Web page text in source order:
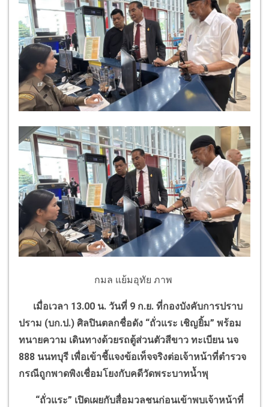
กมล แย้มอุทัย ภาพ
เมื่อเวลา 13.00 น. วันที่ 9 ก.ย. ที่กองบังคับการปราบ
ปราม (บก.ป.) ศิลปินตลกชื่อดัง “ถั่วแระ เชิญยิ้ม” พร้อม
ทนายความ เดินทางด้วยรถตู้ส่วนตัวสีขาว ทะเบียน นจ
888 นนทบุรี เพื่อเข้าชี้แจงข้อเท็จจริงต่อเจ้าหน้าที่ตำรวจ
กรณีถูกพาดพิงเชื่อมโยงกับคดีวัดพระบาทน้ำพุ
“ถั่วแระ” เปิดเผยกับสื่อมวลชนก่อนเข้าพบเจ้าหน้าที่